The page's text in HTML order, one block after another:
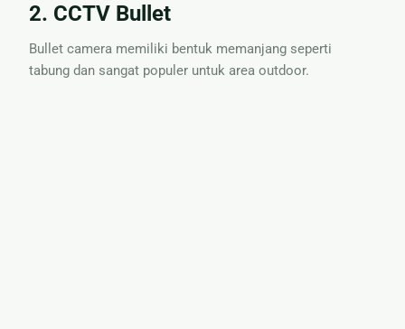
2. CCTV Bullet
Bullet camera memiliki bentuk memanjang seperti
tabung dan sangat populer untuk area outdoor.